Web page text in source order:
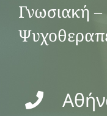
Γνωσιακή –